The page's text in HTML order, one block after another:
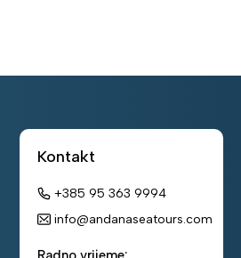
Kontakt
+385 95 363 9994
info@andanaseatours.com